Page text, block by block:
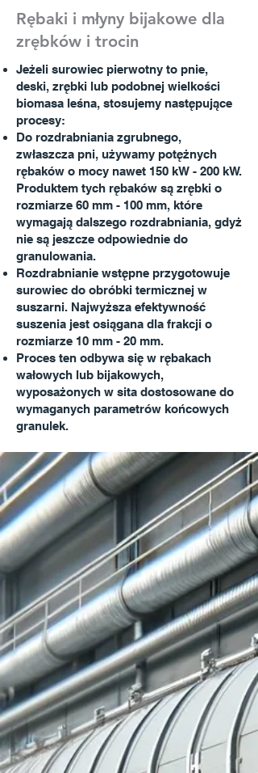
Rębaki i młyny bijakowe dla
zrębków i trocin
​Jeżeli surowiec pierwotny to pnie,
deski, zrębki lub podobnej wielkości
biomasa leśna, stosujemy następujące
procesy:
Do rozdrabniania zgrubnego,
zwłaszcza pni, używamy potężnych
rębaków o mocy nawet 150 kW - 200 kW.
Produktem tych rębaków są zrębki o
rozmiarze 60 mm - 100 mm, które
wymagają dalszego rozdrabniania, gdyż
nie są jeszcze odpowiednie do
granulowania.
Rozdrabnianie wstępne przygotowuje
surowiec do obróbki termicznej w
suszarni. Najwyższa efektywność
suszenia jest osiągana dla frakcji o
rozmiarze 10 mm - 20 mm.
Proces ten odbywa się w rębakach
wałowych lub bijakowych,
wyposażonych w sita dostosowane do
wymaganych parametrów końcowych
granulek.